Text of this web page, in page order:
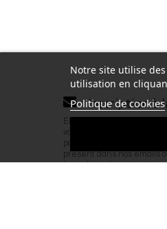
Notre site utilise
utilisation en
Politique de cookies
Inscription à
En renseignant votre
vous acceptez de
par email. Vous pouvez
présent dans nos emails
formulaire de contact.